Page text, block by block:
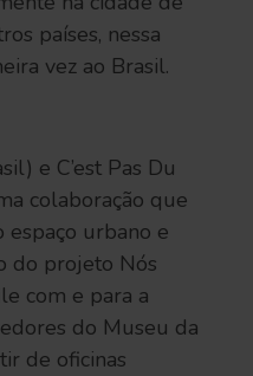
países, nessa
vez ao Brasil.
e C’est Pas Du
colaboração que
espaço urbano e
do projeto Nós
com e para a
do Museu da
de oficinas